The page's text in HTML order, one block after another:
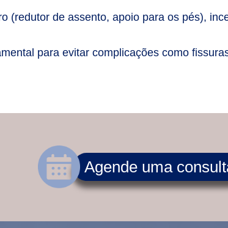
(redutor de assento, apoio para os pés),
para evitar complicações como
Agende uma